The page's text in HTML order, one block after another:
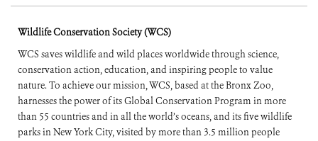
Wildlife Conservation Society (WCS)
WCS saves wildlife and wild places worldwide through science,
conservation action, education, and inspiring people to value
nature. To achieve our mission, WCS, based at the Bronx Zoo,
harnesses the power of its Global Conservation Program in more
than 55 countries and in all the world’s oceans, and its five wildlife
parks in New York City, visited by more than 3.5 million people